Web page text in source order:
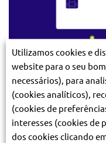
Passa o cartão,
Evita pagamentos
Nos validadores,
Utilizamos cookies e
website para o seu
necessários), para
(cookies analíticos),
(cookies de
interesses (cookies de
dos cookies clicando